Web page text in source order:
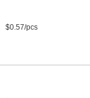
$0.57/pcs